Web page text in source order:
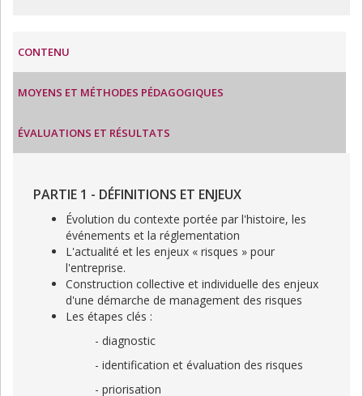
CONTENU
MOYENS ET MÉTHODES PÉDAGOGIQUES
ÉVALUATIONS ET RÉSULTATS
PARTIE 1 - DÉFINITIONS ET ENJEUX
Évolution du contexte portée par l'histoire, les
événements et la réglementation
L'actualité et les enjeux « risques » pour
l'entreprise.
Construction collective et individuelle des enjeux
d'une démarche de management des risques
Les étapes clés :
- diagnostic
- identification et évaluation des risques
- priorisation